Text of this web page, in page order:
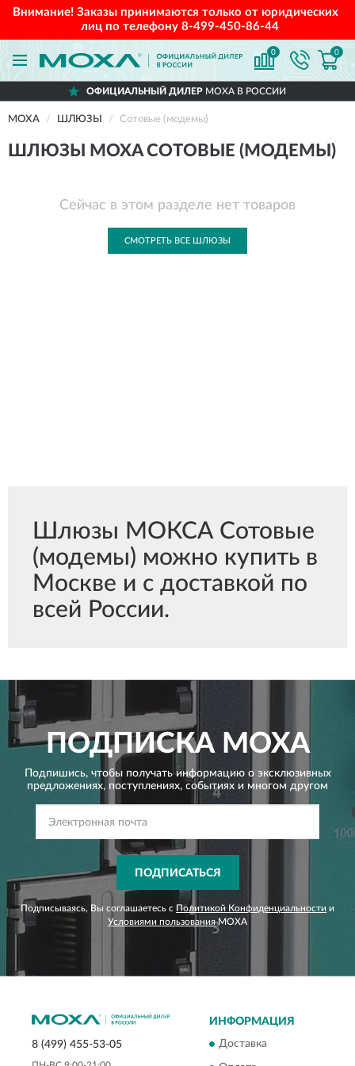
Внимание! Заказы принимаются только от юридических
лиц по телефону 8-499-450-86-44
0 0
ОФИЦИАЛЬНЫЙ ДИЛЕРMOXA В РОССИИ
MOXA ШЛЮЗЫ Сотовые (модемы)
ШЛЮЗЫ MOXA СОТОВЫЕ (МОДЕМЫ)
Сейчас в этом разделе нет товаров
СМОТРЕТЬ ВСЕ ШЛЮЗЫ
Шлюзы МОКСА Сотовые
(модемы) можно купить в
Москве и с доставкой по
всей России.
ПОДПИСКАMOXA
Подпишись, чтобы получать информацию о эксклюзивных
предложениях, поступлениях, событиях и многом другом
ПОДПИСАТЬСЯ
Подписываясь, Вы соглашаетесь с Политикой Конфиденциальности и
Условиями пользованияMOXA
8 (499) 455-53-05
ИНФОРМАЦИЯ
Доставка